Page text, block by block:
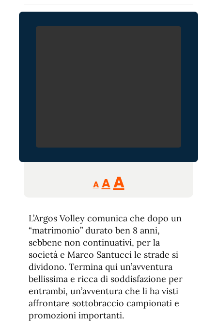
A
Reducir
tamaño
A Restablecer
de
fuente
AAumentar
de
fuente.
L’Argos Volley comunica che dopo un
“matrimonio” durato ben 8 anni,
sebbene non continuativi, per la
società e Marco Santucci le strade si
dividono. Termina qui un’avventura
bellissima e ricca di soddisfazione per
entrambi, un’avventura che li ha visti
affrontare sottobraccio campionati e
promozioni importanti.